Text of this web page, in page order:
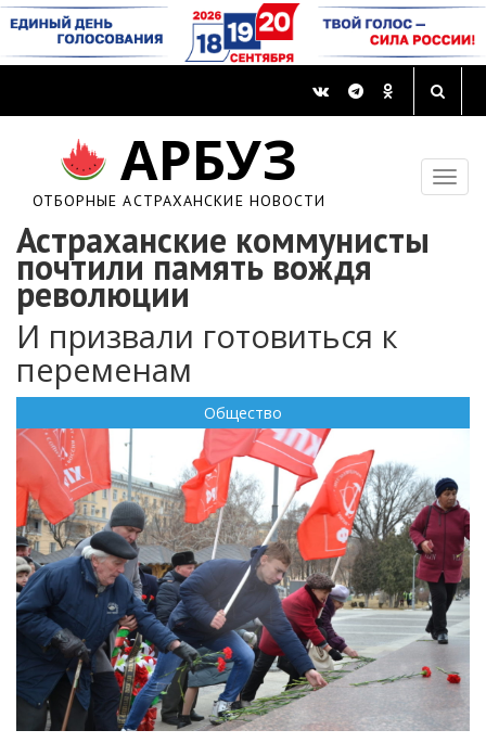
АРБУЗ
ОТБОРНЫЕ АСТРАХАНСКИЕ НОВОСТИ
Астраханские коммунисты
почтили память вождя
революции
И призвали готовиться к
переменам
Общество